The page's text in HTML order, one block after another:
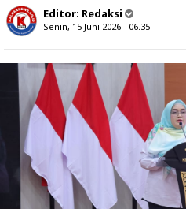
Editor: Redaksi
Senin, 15 Juni 2026 - 06.35